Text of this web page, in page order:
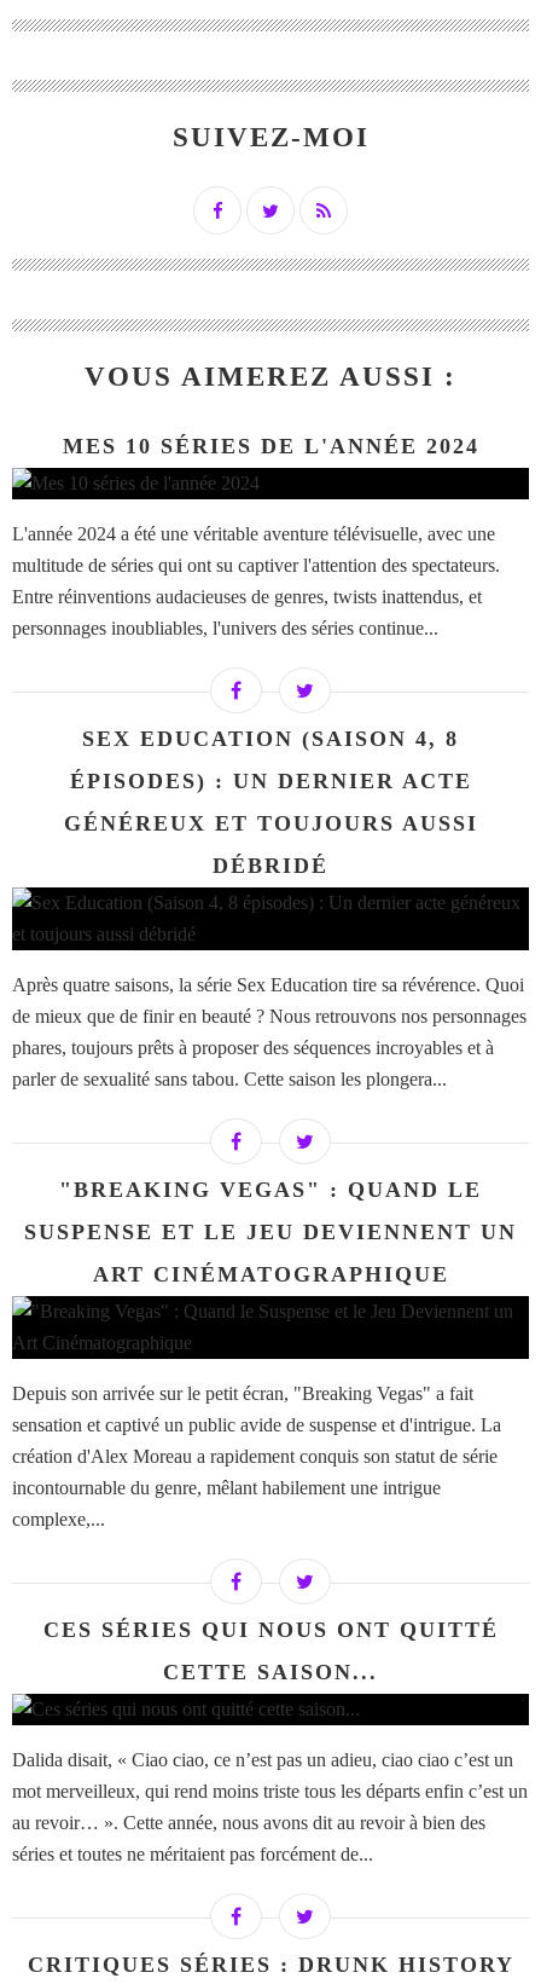
SUIVEZ-MOI
VOUS AIMEREZ AUSSI :
MES 10 SÉRIES DE L'ANNÉE 2024
L'année 2024 a été une véritable aventure télévisuelle, avec une
multitude de séries qui ont su captiver l'attention des spectateurs.
Entre réinventions audacieuses de genres, twists inattendus, et
personnages inoubliables, l'univers des séries continue...
SEX EDUCATION (SAISON 4, 8
ÉPISODES) : UN DERNIER ACTE
GÉNÉREUX ET TOUJOURS AUSSI
DÉBRIDÉ
Après quatre saisons, la série Sex Education tire sa révérence. Quoi
de mieux que de finir en beauté ? Nous retrouvons nos personnages
phares, toujours prêts à proposer des séquences incroyables et à
parler de sexualité sans tabou. Cette saison les plongera...
"BREAKING VEGAS" : QUAND LE
SUSPENSE ET LE JEU DEVIENNENT UN
ART CINÉMATOGRAPHIQUE
Depuis son arrivée sur le petit écran, "Breaking Vegas" a fait
sensation et captivé un public avide de suspense et d'intrigue. La
création d'Alex Moreau a rapidement conquis son statut de série
incontournable du genre, mêlant habilement une intrigue
complexe,...
CES SÉRIES QUI NOUS ONT QUITTÉ
CETTE SAISON...
Dalida disait, « Ciao ciao, ce n’est pas un adieu, ciao ciao c’est un
mot merveilleux, qui rend moins triste tous les départs enfin c’est un
au revoir… ». Cette année, nous avons dit au revoir à bien des
séries et toutes ne méritaient pas forcément de...
CRITIQUES SÉRIES : DRUNK HISTORY